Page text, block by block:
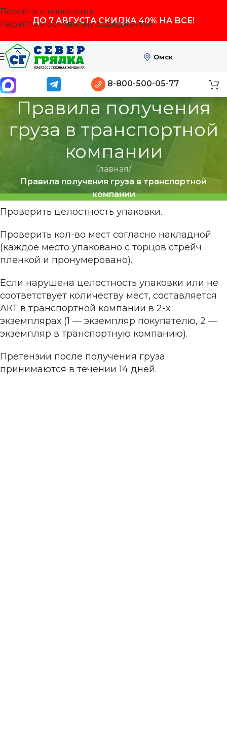
Перейти к навигации
Перейти к основному содержанию
ДО7 АВГУСТАСКИДКА 40% НА ВСЕ!
Омск
8-800-500-05-77
Правила получения
груза в транспортной
компании
Главная/
Правила получения груза в транспортной
компании
Проверить целостность упаковки.
Проверить кол-во мест согласно накладной
(каждое место упаковано с торцов стрейч
пленкой и пронумеровано).
Если нарушена целостность упаковки или не
соответствует количеству мест, составляется
АКТ в транспортной компании в 2-х
экземплярах (1 — экземпляр покупателю, 2 —
экземпляр в транспортную компанию).
Претензии после получения груза
принимаются в течении 14 дней.